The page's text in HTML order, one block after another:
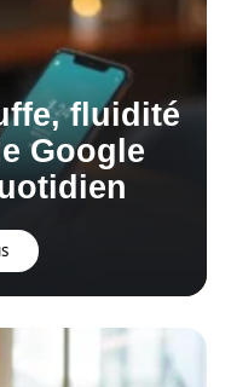
fluidité
Google